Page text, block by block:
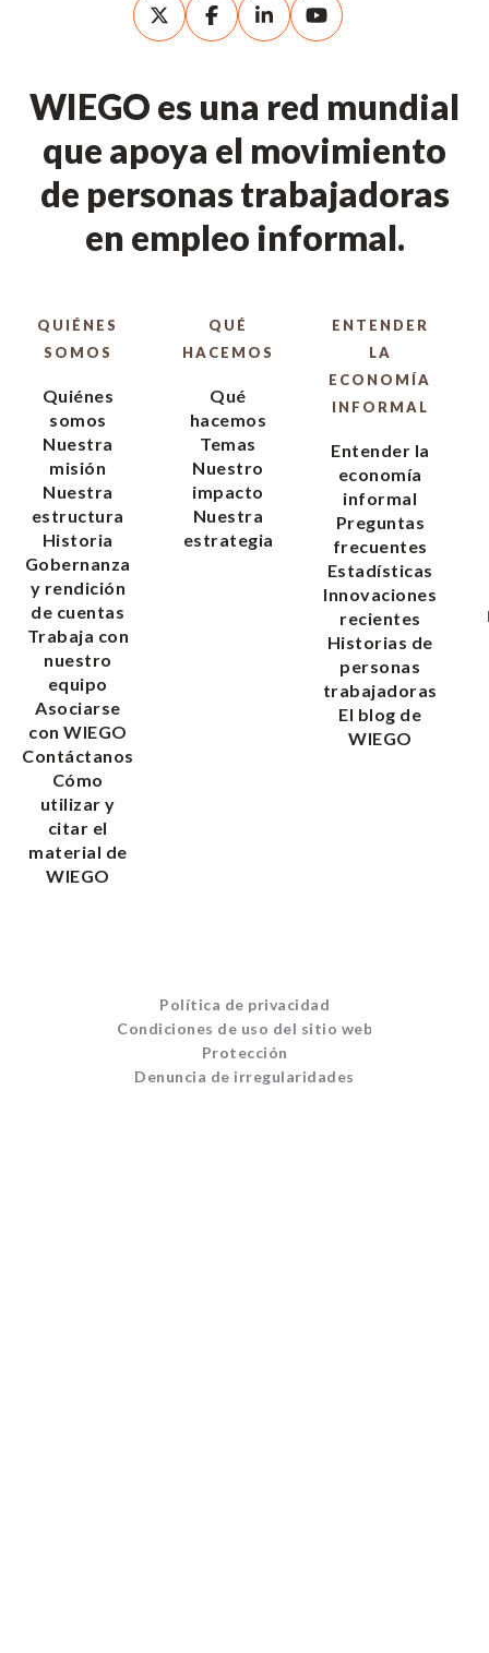
WIEGO es una red mundial
que apoya el movimiento
de personas trabajadoras
en empleo informal.
QUIÉNES
SOMOS
Quiénes
somos
Nuestra
misión
Nuestra
estructura
Historia
Gobernanza
y rendición
de cuentas
Trabaja con
nuestro
equipo
Asociarse
con WIEGO
Contáctanos
Cómo
utilizar y
citar el
material de
WIEGO
QUÉ
HACEMOS
Qué
hacemos
Temas
Nuestro
impacto
Nuestra
estrategia
ENTENDER
LA
ECONOMÍA
INFORMAL
Entender la
economía
informal
Preguntas
frecuentes
Estadísticas
Innovaciones
recientes
Historias de
personas
trabajadoras
El blog de
WIEGO
Política de privacidad
Condiciones de uso del sitio web
Protección
Denuncia de irregularidades